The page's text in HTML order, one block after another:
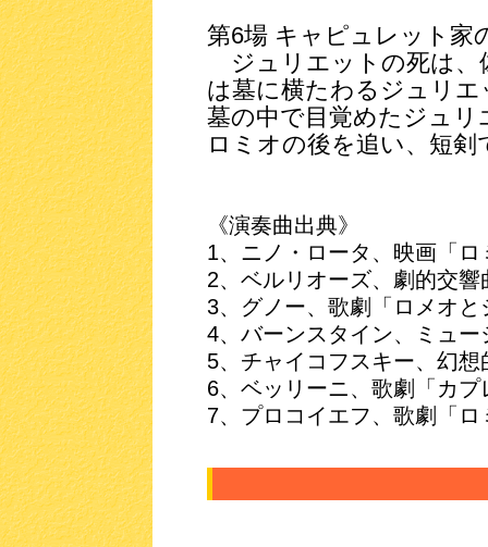
第6場 キャピュレット家
ジュリエットの死は、
は墓に横たわるジュリ
墓の中で目覚めたジュリ
ロミオの後を追い、短
《演奏曲出典》
1、ニノ・ロータ、映画「
2、ベルリオーズ、劇的交
3、グノー、歌劇「ロメオと
4、バーンスタイン、ミュ
5、チャイコフスキー、幻
6、ベッリーニ、歌劇「カ
7、プロコイエフ、歌劇「